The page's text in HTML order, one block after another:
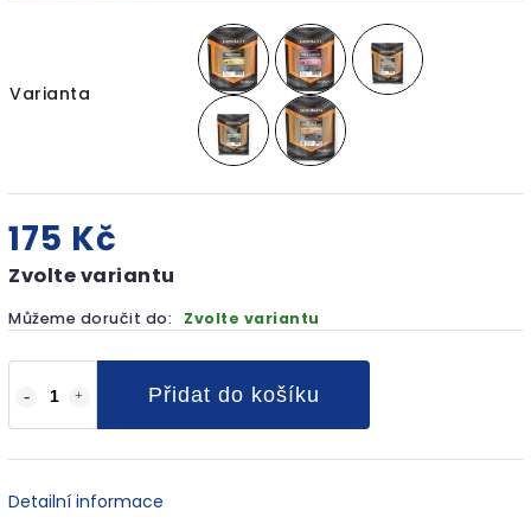
Varianta
175 Kč
Zvolte variantu
Můžeme doručit do: Zvolte variantu
Přidat do košíku
Detailní informace